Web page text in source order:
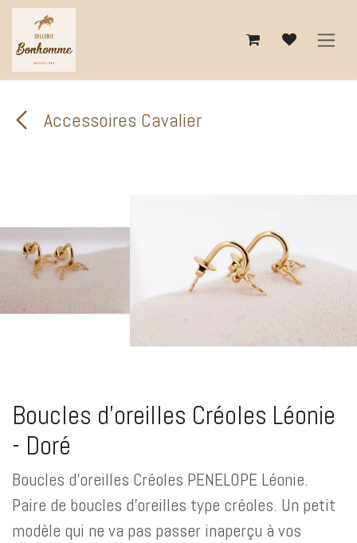
Se rendre au contenu
Accessoires Cavalier
Boucles d'oreilles Créoles Léonie
- Doré
Boucles d'oreilles Créoles PENELOPE Léonie.
Paire de boucles d'oreilles type créoles. Un petit
modèle qui ne va pas passer inaperçu à vos